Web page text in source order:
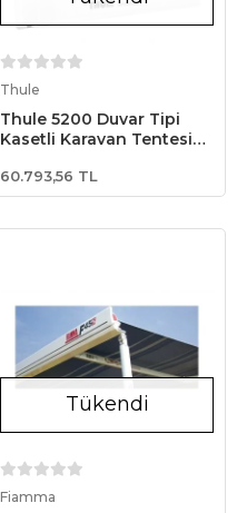
Thule
Thule 5200 Duvar Tipi
Kasetli Karavan Tentesi
60.793,56 TL
Tükendi
Fiamma